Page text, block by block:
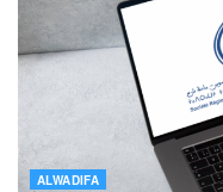
ALWADIFA